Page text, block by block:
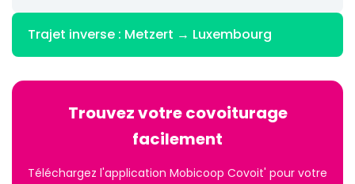
Trajet inverse : Metzert → Luxembourg
Trouvez votre covoiturage
facilement
Téléchargez l'application Mobicoop Covoit' pour votre